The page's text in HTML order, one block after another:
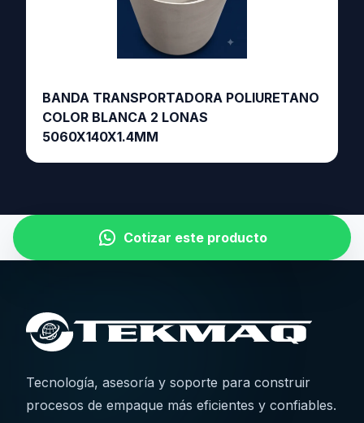
BANDA TRANSPORTADORA POLIURETANO
COLOR BLANCA 2 LONAS
5060X140X1.4MM
Cotizar este producto
Tecnología, asesoría y soporte para construir
procesos de empaque más eficientes y confiables.